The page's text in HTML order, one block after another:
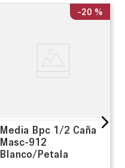
-20 %
Media Bpc 1/2 Caña
Masc-912
Blanco/Petala